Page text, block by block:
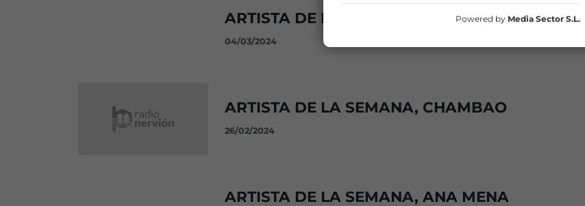
ARTISTA DE LA SEMANA, CARLOS BAUTE
04/03/2024
ARTISTA DE LA SEMANA, CHAMBAO
26/02/2024
ARTISTA DE LA SEMANA, ANA MENA
Powered by Media Sector S.L.